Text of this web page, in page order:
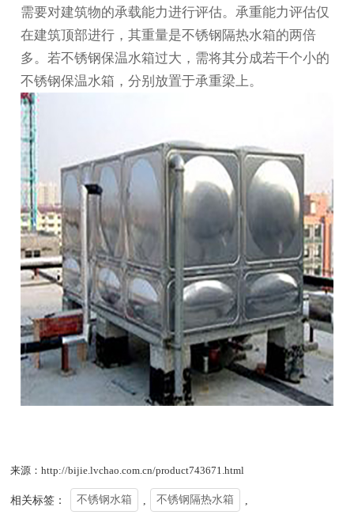
需要对建筑物的承载能力进行评估。承重能力评估仅
在建筑顶部进行，其重量是不锈钢隔热水箱的两倍
多。若不锈钢保温水箱过大，需将其分成若干个小的
不锈钢保温水箱，分别放置于承重梁上。
来源：http://bijie.lvchao.com.cn/product743671.html
相关标签： 不锈钢水箱 不锈钢隔热水箱